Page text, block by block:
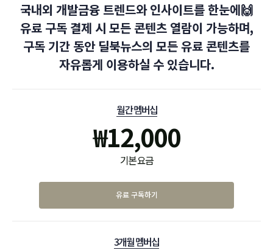
국내외 개발금융 트렌드와 인사이트를 한눈에🙌
유료 구독 결제 시 모든 콘텐츠 열람이 가능하며,
구독 기간 동안 딜북뉴스의 모든 유료 콘텐츠를
자유롭게 이용하실 수 있습니다.
월간 멤버십
₩12,000
기본 요금
유료 구독하기
3개월 멤버십